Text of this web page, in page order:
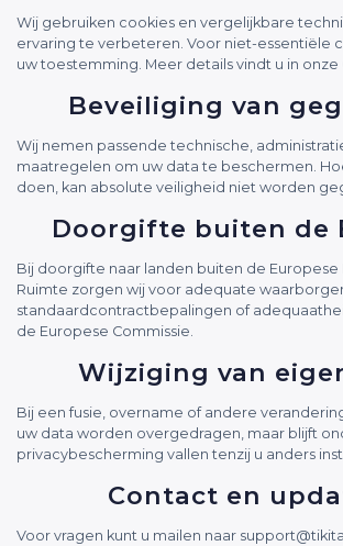
Wij gebruiken cookies en vergelijkbare
ervaring te verbeteren. Voor niet-essentiële
uw toestemming. Meer details vindt u in onze
Beveiliging van
Wij nemen passende technische,
maatregelen om uw data te beschermen.
doen, kan absolute veiligheid niet worden
Doorgifte buiten de
Bij doorgifte naar landen buiten de Europese
Ruimte zorgen wij voor adequate
standaardcontractbepalingen of
de Europese Commissie.
Wijziging van
Bij een fusie, overname of andere
uw data worden overgedragen, maar blijft
privacybescherming vallen tenzij u anders
Contact en
Voor vragen kunt u mailen naar